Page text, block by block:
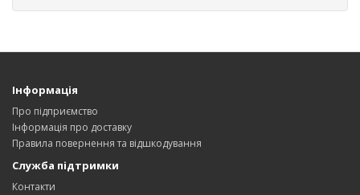
Інформація
Про підприємство
Інформація про доставку
Правила повернення та відшкодування
Служба підтримки
Контакти